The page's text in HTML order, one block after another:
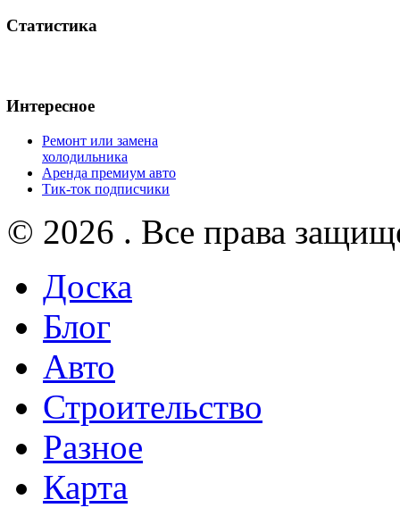
Статистика
Интересное
Ремонт или замена
холодильника
Аренда премиум авто
Тик-ток подписчики
© 2026 . Все права
Доска
Блог
Авто
Строительство
Разное
Карта